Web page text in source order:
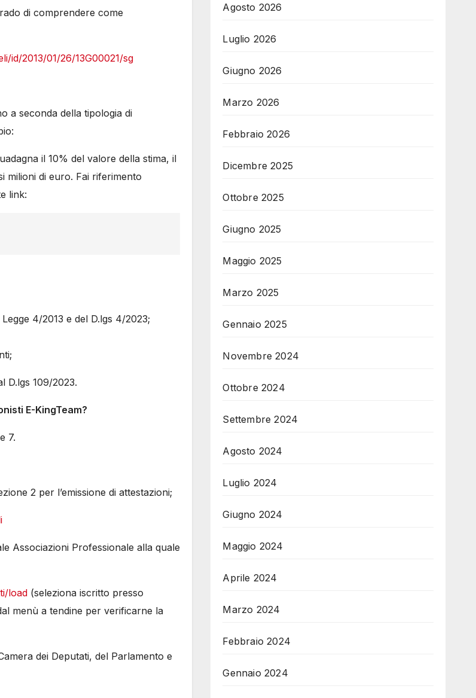
di comprendere come
id/2013/01/26/13G00021/sg
a seconda della tipologia di
il 10% del valore della stima, il
milioni di euro. Fai riferimento
link:
4/2013 e del D.lgs 4/2023;
D.lgs 109/2023.
E-KingTeam?
7.
2 per l’emissione di attestazioni;
Associazioni Professionale alla quale
load (seleziona iscritto presso
menù a tendine per verificarne la
dei Deputati, del Parlamento e
Agosto 2026
Luglio 2026
Giugno 2026
Marzo 2026
Febbraio 2026
Dicembre 2025
Ottobre 2025
Giugno 2025
Maggio 2025
Marzo 2025
Gennaio 2025
Novembre 2024
Ottobre 2024
Settembre 2024
Agosto 2024
Luglio 2024
Giugno 2024
Maggio 2024
Aprile 2024
Marzo 2024
Febbraio 2024
Gennaio 2024